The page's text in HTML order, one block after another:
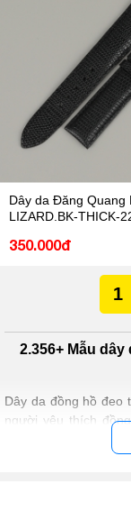
Dây da Đăng Quang
LIZARD.BK-THICK-
350.000đ
1
2.356+ Mẫu
Dây da đồng hồ đeo
người yêu thích
giúp tăng thêm
phần quan trọng của
ý đến các
kích thước và